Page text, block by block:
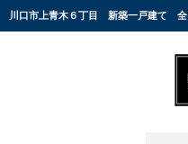
川口市上青木６丁目 新築一戸建て 全